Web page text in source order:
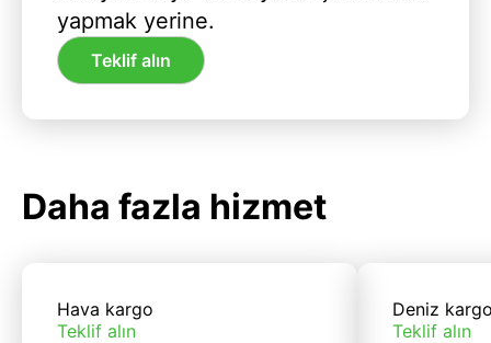
yapmak yerine.
Teklif alın
Daha fazla hizmet
Hava kargo
Teklif alın
Deniz
Teklif alın